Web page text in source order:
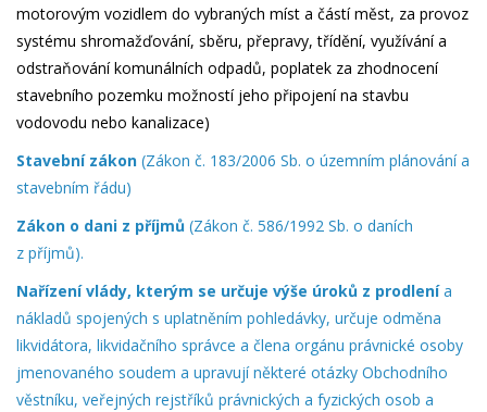
motorovým vozidlem do vybraných míst a částí měst, za provoz
systému shromažďování, sběru, přepravy, třídění, využívání a
odstraňování komunálních odpadů, poplatek za zhodnocení
stavebního pozemku možností jeho připojení na stavbu
vodovodu nebo kanalizace)
Stavební zákon (Zákon č. 183/2006 Sb. o územním plánování a
stavebním řádu)
Zákon o dani z příjmů (Zákon č. 586/1992 Sb. o daních
z příjmů).
Nařízení vlády, kterým se určuje výše úroků z prodlenía
nákladů spojených s uplatněním pohledávky, určuje odměna
likvidátora, likvidačního správce a člena orgánu právnické osoby
jmenovaného soudem a upravují některé otázky Obchodního
věstníku, veřejných rejstříků právnických a fyzických osob a